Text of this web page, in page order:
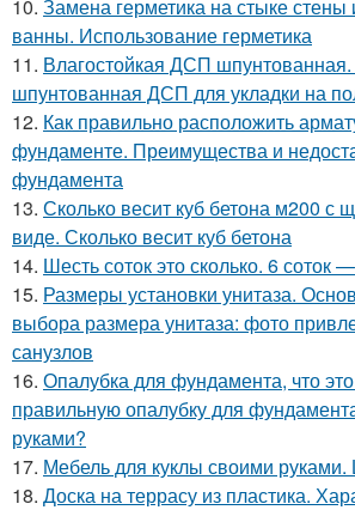
10. Замена герметика на стыке стены
ванны. Использование герметика
11. Влагостойкая ДСП шпунтованная.
шпунтованная ДСП для укладки на
12. Как правильно расположить
фундаменте. Преимущества и
фундамента
13. Сколько весит куб бетона м200 с
виде. Сколько весит куб бетона
14. Шесть соток это сколько. 6 соток
15. Размеры установки унитаза.
выбора размера унитаза: фото
санузлов
16. Опалубка для фундамента, что
правильную опалубку для
руками?
17. Мебель для куклы своими
18. Доска на террасу из пластика.